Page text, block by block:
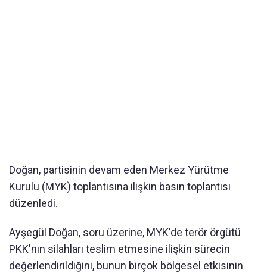
Doğan, partisinin devam eden Merkez Yürütme
Kurulu (MYK) toplantısına ilişkin basın toplantısı
düzenledi.
Ayşegül Doğan, soru üzerine, MYK'de terör örgütü
PKK'nın silahları teslim etmesine ilişkin sürecin
değerlendirildiğini, bunun birçok bölgesel etkisinin